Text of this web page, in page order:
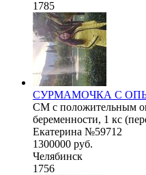
1785
СУРМАМОЧКА С
СМ с положительным
беременности, 1 кс
Екатерина №59712
1300000 руб.
Челябинск
1756